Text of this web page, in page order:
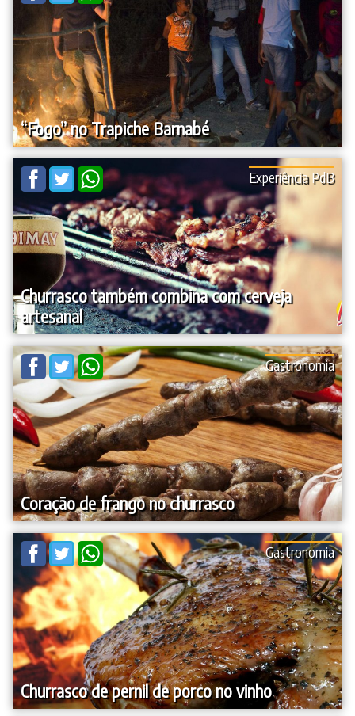
“Fogo” no Trapiche Barnabé
Churrasco também combina com cerveja
artesanal
Experiência PdB
Coração de frango no churrasco
Gastronomia
Churrasco de pernil de porco no vinho
Gastronomia